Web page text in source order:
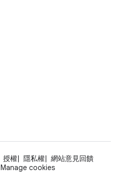
授權 隱私權
網站意見回饋
Manage cookies